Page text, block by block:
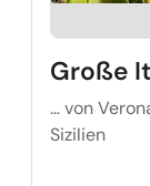
Große
… von
Sizilien